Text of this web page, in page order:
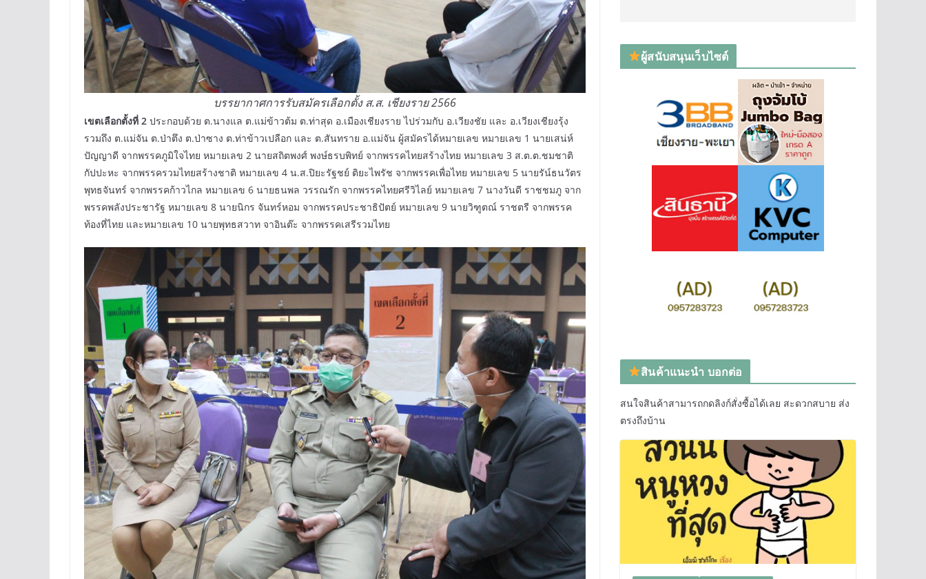
บรรยากาศการรับสมัครเลือกตั้ง ส.ส. เชียงราย 2566
เขตเลือกตั้งที่ 2 ประกอบด้วย ต.นางแล ต.แม่ข้าวต้ม ต.ท่าสุด อ.เมืองเชียงราย ไปร่วมกับ อ.เวียงชัย และ อ.เวียงเชียงรุ้ง
รวมถึง ต.แม่จัน ต.ป่าตึง ต.ป่าซาง ต.ท่าข้าวเปลือก และ ต.สันทราย อ.แม่จัน ผู้สมัครได้หมายเลข หมายเลข 1 นายเสน่ห์
ปัญญาดี จากพรรคภูมิใจไทย หมายเลข 2 นายสถิตพงศ์ พงษ์ธรบพิทย์ จากพรรคไทยสร้างไทย หมายเลข 3 ส.ต.ต.ชมชาติ
กัปปะหะ จากพรรครวมไทยสร้างชาติ หมายเลข 4 น.ส.ปิยะรัฐชย์ ติยะไพรัช จากพรรคเพื่อไทย หมายเลข 5 นายรัน์ธนวัตร
พุทธจันทร์ จากพรรคก้าวไกล หมายเลข 6 นายธนพล วรรณรัก จากพรรคไทยศรีวิไลย์ หมายเลข 7 นางวันดี ราชชมภู จาก
พรรคพลังประชารัฐ หมายเลข 8 นายนิกร จันทร์หอม จากพรรคประชาธิปัตย์ หมายเลข 9 นายวิฑูตณ์ ราชตรี จากพรรค
ท้องที่ไทย และหมายเลข 10 นายพุทธสวาท จาอินต๊ะ จากพรรคเสรีรวมไทย
ผู้สนับสนุนเว็บไซต์
สินค้าแนะนำ บอกต่อ
สนใจสินค้าสามารถกดลิงก์สั่งซื้อได้เลย สะดวกสบาย ส่ง
ตรงถึงบ้าน